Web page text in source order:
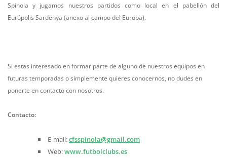
Spínola y jugamos nuestros partidos como local en el pabellón del
Európolis Sardenya (anexo al campo del Europa).
Si estas interesado en formar parte de alguno de nuestros equipos en
futuras temporadas o simplemente quieres conocernos, no dudes en
ponerte en contacto con nosotros.
Contacto:
E-mail:cfsspinola@gmail.com
Web:www.futbolclubs.es